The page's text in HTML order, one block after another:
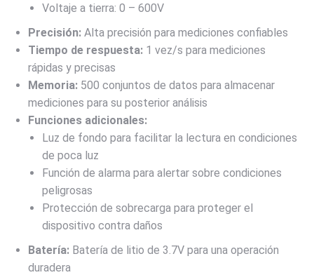
Voltaje a tierra: 0 – 600V
Precisión: Alta precisión para mediciones confiables
Tiempo de respuesta: 1 vez/s para mediciones
rápidas y precisas
Memoria: 500 conjuntos de datos para almacenar
mediciones para su posterior análisis
Funciones adicionales:
Luz de fondo para facilitar la lectura en condiciones
de poca luz
Función de alarma para alertar sobre condiciones
peligrosas
Protección de sobrecarga para proteger el
dispositivo contra daños
Batería: Batería de litio de 3.7V para una operación
duradera